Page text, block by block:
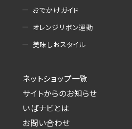
おでかけガイド
オレンジリボン運動
美味しおスタイル
ネットショップ一覧
サイトからのお知らせ
いばナビとは
お問い合わせ